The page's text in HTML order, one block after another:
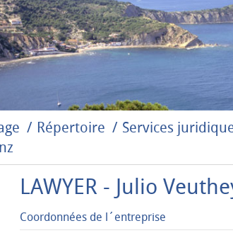
Répertoire
Services
LAWYER - Julio
Coordonnées de l´entreprise